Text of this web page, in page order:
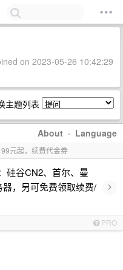
on 2023-05-26 10:42:29
主题列表
About · Language
元起，续费代金券
硅谷CN2、首尔、曼
，另可免费领取续费/
›
PRO